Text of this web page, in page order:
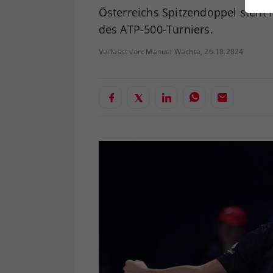
Österreichs Spitzendoppel steht
des ATP-500-Turniers.
Verfasst von: Manuel Wachta, 26.10.2024